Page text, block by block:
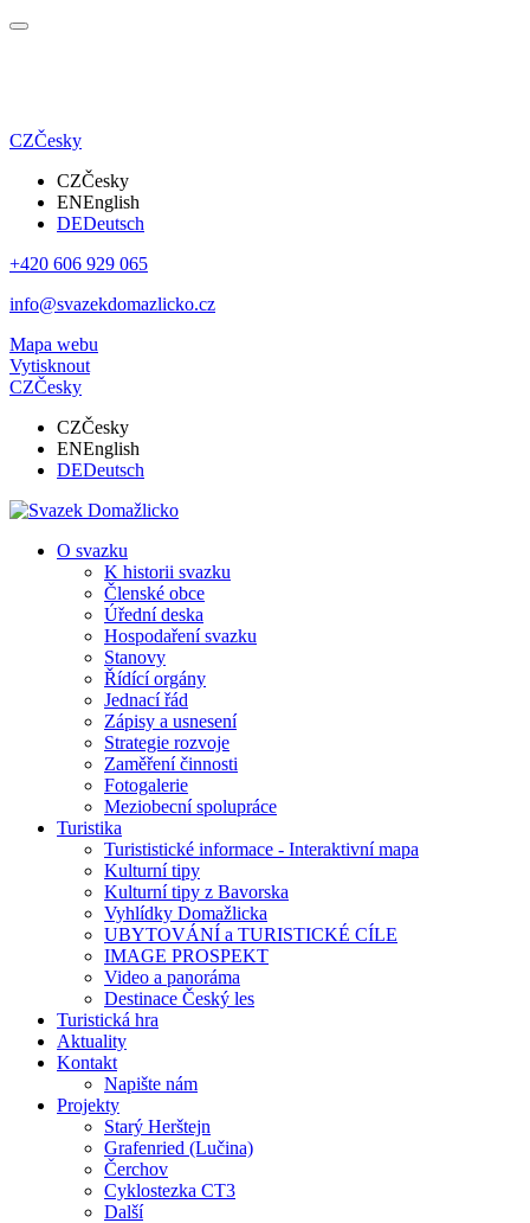
CZČesky
CZČesky
ENEnglish
DEDeutsch
+420 606 929 065
info@svazekdomazlicko.cz
Mapa webu
Vytisknout
CZČesky
CZČesky
ENEnglish
DEDeutsch
O svazku
K historii svazku
Členské obce
Úřední deska
Hospodaření svazku
Stanovy
Řídící orgány
Jednací řád
Zápisy a usnesení
Strategie rozvoje
Zaměření činnosti
Fotogalerie
Meziobecní spolupráce
Turistika
Turististické informace - Interaktivní mapa
Kulturní tipy
Kulturní tipy z Bavorska
Vyhlídky Domažlicka
UBYTOVÁNÍ a TURISTICKÉ CÍLE
IMAGE PROSPEKT
Video a panoráma
Destinace Český les
Turistická hra
Aktuality
Kontakt
Napište nám
Projekty
Starý Herštejn
Grafenried (Lučina)
Čerchov
Cyklostezka CT3
Další